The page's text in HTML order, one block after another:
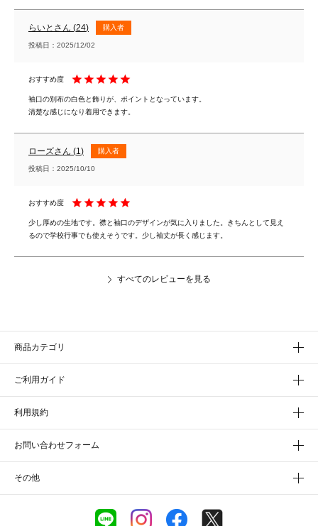
らいと 24 購入者
投稿日 2025/12/02
袖口の別布の白色と飾りが、ポイントとなっています。
清楚な感じになり着用できます。
ローズ 1 購入者
投稿日 2025/10/10
少し厚めの生地です。襟と袖口のデザインが気に入りました。きちんとして見え
るので学校行事でも使えそうです。少し袖丈が長く感じます。
すべてのレビューを見る
商品カテゴリ
ご利用ガイド
利用規約
お問い合わせフォーム
その他